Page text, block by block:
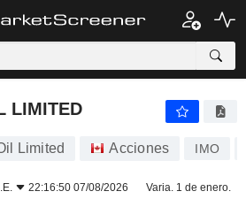
LIMITED
Limited Acciones IMO
22:16:50 07/08/2026 Varia. 1 de enero.